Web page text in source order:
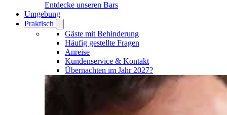
Entdecke unseren Bars
Umgebung
Praktisch
Praktisch
submenu
Gäste mit Behinderung
Häufig gestellte Fragen
Anreise
Kundenservice & Kontakt
Übernachten im Jahr 2027?